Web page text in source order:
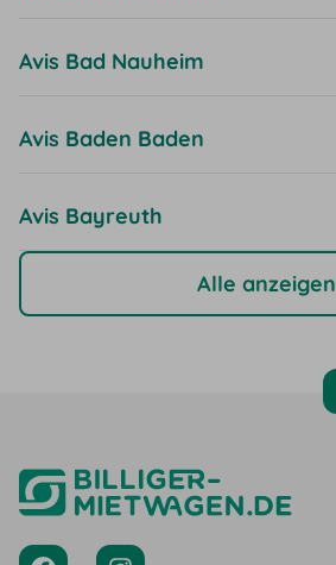
Avis Bad Nauheim
Avis Baden Baden
Avis Bayreuth
Alle anzeigen